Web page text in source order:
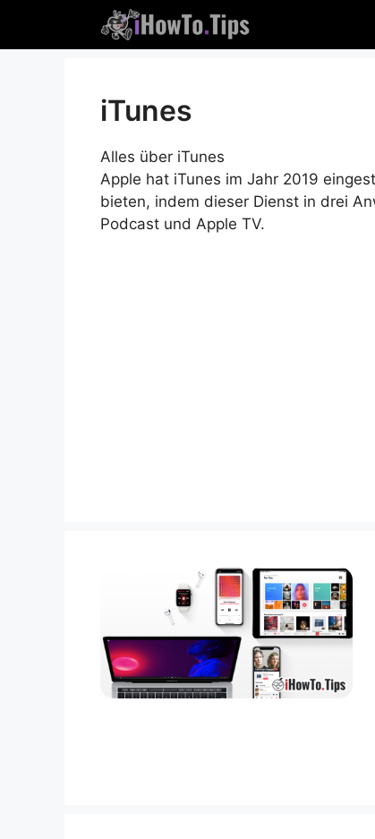
springen
iTunes
Alles über iTunes
Apple hat iTunes im Jahr 2019
bieten, indem dieser Dienst in drei
Podcast und Apple TV.